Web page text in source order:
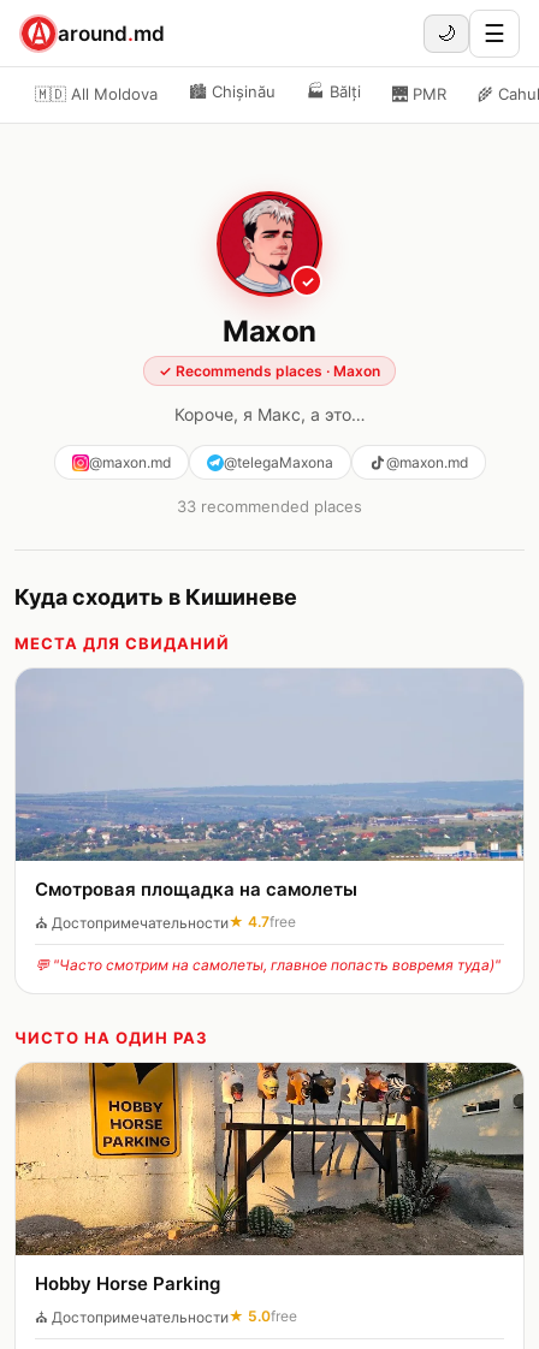
around.md 🌙 ☰
🇲🇩 All Moldova 🏙️ Chișinău 🏭 Bălți 🌉 PMR 🌾 Cahul
✓
Maxon
✓ Recommends places · Maxon
Короче, я Макс, а это…
@maxon.md @telegaMaxona @maxon.md
33 recommended places
Куда сходить в Кишиневе
МЕСТА ДЛЯ СВИДАНИЙ
Смотровая площадка нa самолеты
⛪ Достопримечательности★ 4.7free
💬 "Часто смотрим на самолеты, главное попасть вовремя туда)"
ЧИСТО НА ОДИН РАЗ
Hobby Horse Parking
⛪ Достопримечательности★ 5.0free